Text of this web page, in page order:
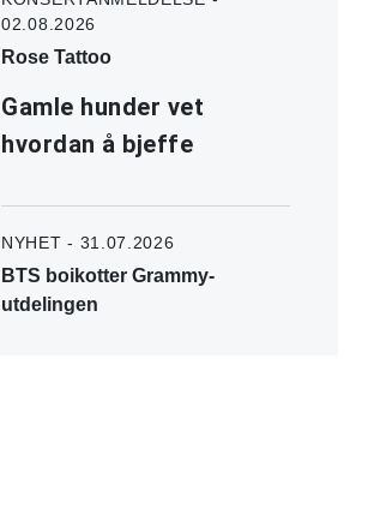
02.08.2026
Rose Tattoo
Gamle hunder vet
hvordan å bjeffe
NYHET - 31.07.2026
BTS boikotter Grammy-
utdelingen